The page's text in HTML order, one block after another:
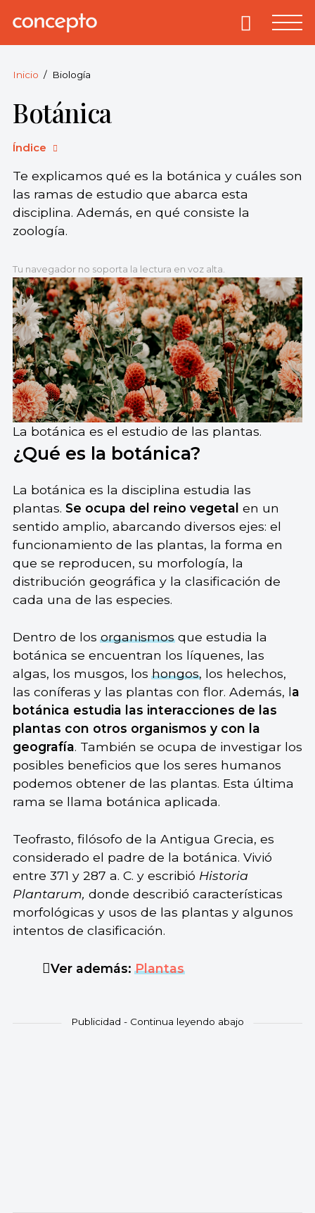
Concepto.
derechos
reservados.
Primary
Inicio Biología
Botánica
Índice
Te explicamos qué es la botánica y cuáles son
las ramas de estudio que abarca esta
disciplina. Además, en qué consiste la
zoología.
Tu navegador no soporta la lectura en voz alta.
La botánica es el estudio de las plantas.
¿Qué es la botánica?
La botánica es la disciplina estudia las
plantas. Se ocupa del reino vegetal en un
sentido amplio, abarcando diversos ejes: el
funcionamiento de las plantas, la forma en
que se reproducen, su morfología, la
distribución geográfica y la clasificación de
cada una de las especies.
Dentro de losorganismosque estudia la
botánica se encuentran los líquenes, las
algas, los musgos, loshongos, los helechos,
las coníferas y las plantas con flor. Además, la
botánica estudia las interacciones de las
plantas con otros organismos y con la
geografía. También se ocupa de investigar los
posibles beneficios que los seres humanos
podemos obtener de las plantas. Esta última
rama se llama botánica aplicada.
Teofrasto, filósofo de la Antigua Grecia, es
considerado el padre de la botánica. Vivió
entre 371 y 287 a. C. y escribió Historia
Plantarum, donde describió características
morfológicas y usos de las plantas y algunos
intentos de clasificación.
Ver además:Plantas